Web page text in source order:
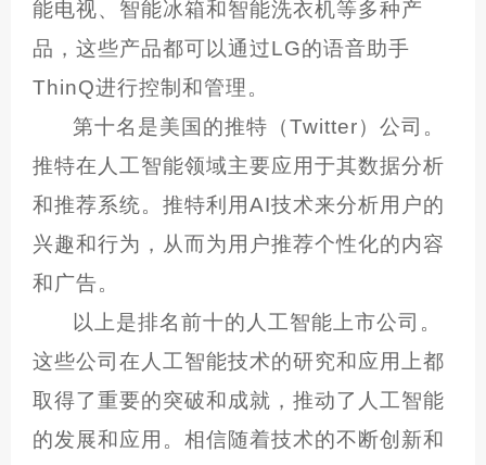
能电视、智能冰箱和智能洗衣机等多种产
品，这些产品都可以通过LG的语音助手
ThinQ进行控制和管理。
第十名是美国的推特（Twitter）公司。
推特在人工智能领域主要应用于其数据分析
和推荐系统。推特利用AI技术来分析用户的
兴趣和行为，从而为用户推荐个性化的内容
和广告。
以上是排名前十的人工智能上市公司。
这些公司在人工智能技术的研究和应用上都
取得了重要的突破和成就，推动了人工智能
的发展和应用。相信随着技术的不断创新和